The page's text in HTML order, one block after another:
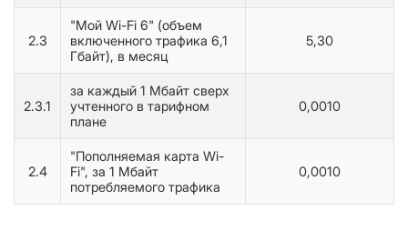
2.3
"Мой Wi-Fi 6" (объем
включенного трафика 6,1
Гбайт), в месяц
5,30
2.3.1
за каждый 1 Мбайт сверх
учтенного в тарифном
плане
0,0010
2.4
"Пополняемая карта Wi-
Fi", за 1 Мбайт
потребляемого трафика
0,0010